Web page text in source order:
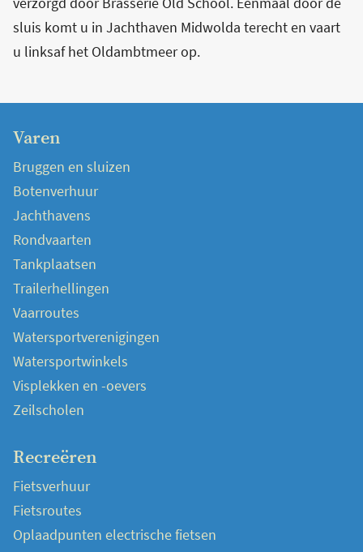
sluis komt u in Jachthaven Midwolda terecht en vaart
u linksaf het Oldambtmeer op.
Varen
Bruggen en sluizen
Botenverhuur
Jachthavens
Rondvaarten
Tankplaatsen
Trailerhellingen
Vaarroutes
Watersportverenigingen
Watersportwinkels
Visplekken en -oevers
Zeilscholen
Recreëren
Fietsverhuur
Fietsroutes
Oplaadpunten electrische fietsen